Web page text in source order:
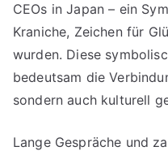
CEOs in Japan – ein
Kraniche, Zeichen für
wurden. Diese
bedeutsam die
sondern auch kulturell
Lange Gespräche und